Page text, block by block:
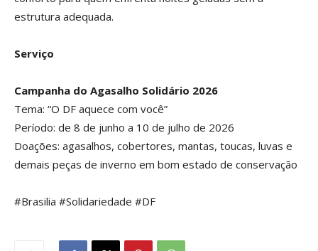
estrutura adequada.
Serviço
Campanha do Agasalho Solidário 2026
Tema: “O DF aquece com você”
Período: de 8 de junho a 10 de julho de 2026
Doações: agasalhos, cobertores, mantas, toucas, luvas e
demais peças de inverno em bom estado de conservação
#Brasilia #Solidariedade #DF